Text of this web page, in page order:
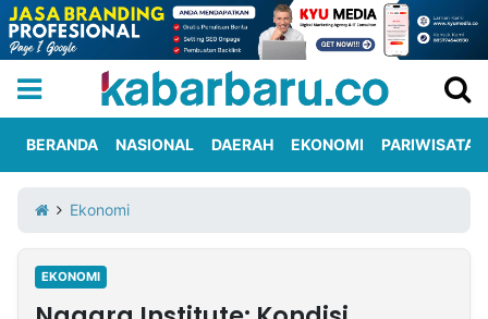
Iklan
Berita
Kami
BERANDA NASIONAL DAERAH EKONOMI PARIWISATA
Ekonomi
EKONOMI